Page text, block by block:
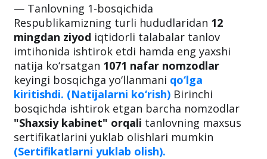
— Tanlovning 1-bosqichida
Respublikamizning turli hududlaridan 12
mingdan ziyod iqtidorli talabalar tanlov
imtihonida ishtirok etdi hamda eng yaxshi
natija ko‘rsatgan 1071 nafar nomzodlar
keyingi bosqichga yo‘llanmani qo‘lga
kiritishdi. (Natijalarni ko‘rish) Birinchi
bosqichda ishtirok etgan barcha nomzodlar
"Shaxsiy kabinet" orqali tanlovning maxsus
sertifikatlarini yuklab olishlari mumkin
(Sertifikatlarni yuklab olish).